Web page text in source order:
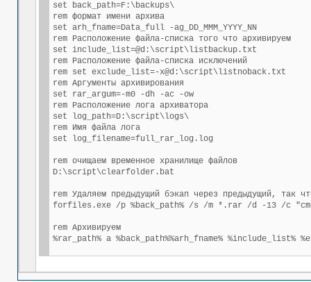
set back_path=F:\backups\
rem формат имени архива
set arh_fname=Data_full -ag_DD_MMM_YYYY_NN
rem Расположение файла-списка того что архивируем
set include_list=@d:\script\listbackup.txt
rem Расположение файла-списка исключений
rem set exclude_list=-x@d:\script\listnoback.txt
rem Аргументы архивирования
set rar_argum=-m0 -dh -ac -ow
rem Расположение лога архиватора
set log_path=D:\script\logs\
rem Имя файла лога
set log_filename=full_rar_log.log
rem очищаем временное хранилище файлов
D:\script\clearfolder.bat
rem Удаляем предыдущий бэкап через предыдущий, так
forfiles.exe /p %back_path% /s /m *.rar /d -13 /c "cmd
rem Архивируем
%rar_path% a %back_path%%arh_fname% %include_list%